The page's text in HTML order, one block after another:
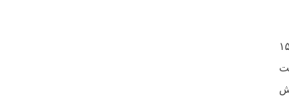
قبل از ترک وبسایت کمتر از ۱۵ ثانیه در صفحه نخست وقت صرف می کنند؛ یعنی شما فقط ۱۵